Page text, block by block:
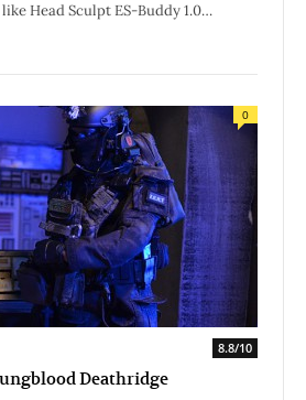
Head Sculpt ES-Buddy 1.0…
8.8/10
0
Deathridge